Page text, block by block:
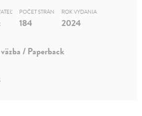
POČET STRÁN
184
ROK VYDANIA
2024
/ Paperback